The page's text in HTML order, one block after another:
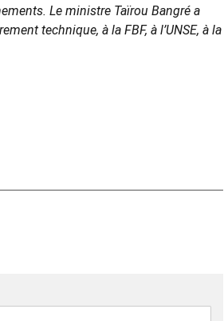
Le ministre Taïrou Bangré a
technique, à la FBF, à l’UNSE, à la